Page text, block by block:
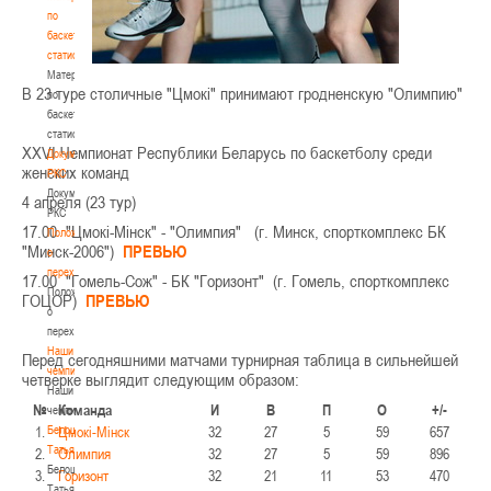
по
баскетбольной
статистике
Материалы
по
баскетбольной
статистике
Документы
РКС
Документы
РКС
Положение
о
переходах
Положение
о
переходах
Наши
чемпионы
Наши
чемпионы
Белошапко
Татьяна
Белошапко
Татьяна
В 23 туре столичные "Цмокi" принимают гродненскую "Олимпию"
XXVI Чемпионат Республики Беларусь по баскетболу среди
женских команд
4 апреля (23 тур)
17.00 "Цмокi-Мiнск" - "Олимпия" (г. Минск, спорткомплекс БК
"Минск-2006") ПРЕВЬЮ
17.00 "Гомель-Сож" - БК "Горизонт" (г. Гомель, спорткомплекс
ГОЦОР) ПРЕВЬЮ
Перед сегодняшними матчами турнирная таблица в сильнейшей
четверке выглядит следующим образом:
№ Команда И В П О
+/-
1.
Цмокi-Мiнск 32 27 5 59
657
2.
Олимпия 32 27 5 59
896
3.
Горизонт 32 21 11 53
470